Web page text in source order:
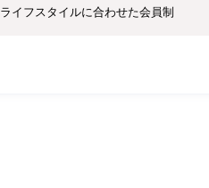
ライフスタイルに合わせた会員制